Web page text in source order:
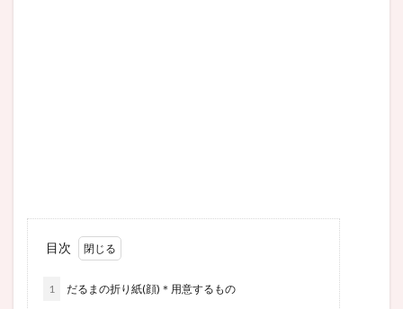
目次
1 だるまの折り紙(顔)＊用意するもの